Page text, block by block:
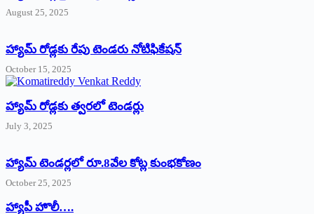
August 25, 2025
హ్యామ్‌ రోడ్లకు రేపు టెండరు నోటిఫికేషన్‌
October 15, 2025
హ్యామ్‌ రోడ్లకు త్వరలో టెండర్లు
July 3, 2025
హ్యామ్‌ ‌టెండర్లలో రూ.8వేల కోట్ల కుంభకోణం
October 25, 2025
హ్యాపీ హొలీ….